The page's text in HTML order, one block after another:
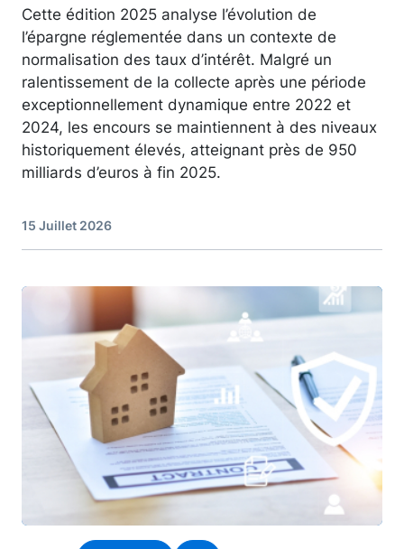
Cette édition 2025 analyse l’évolution de
l’épargne réglementée dans un contexte de
normalisation des taux d’intérêt. Malgré un
ralentissement de la collecte après une période
exceptionnellement dynamique entre 2022 et
2024, les encours se maintiennent à des niveaux
historiquement élevés, atteignant près de 950
milliards d’euros à fin 2025.
15 Juillet 2026